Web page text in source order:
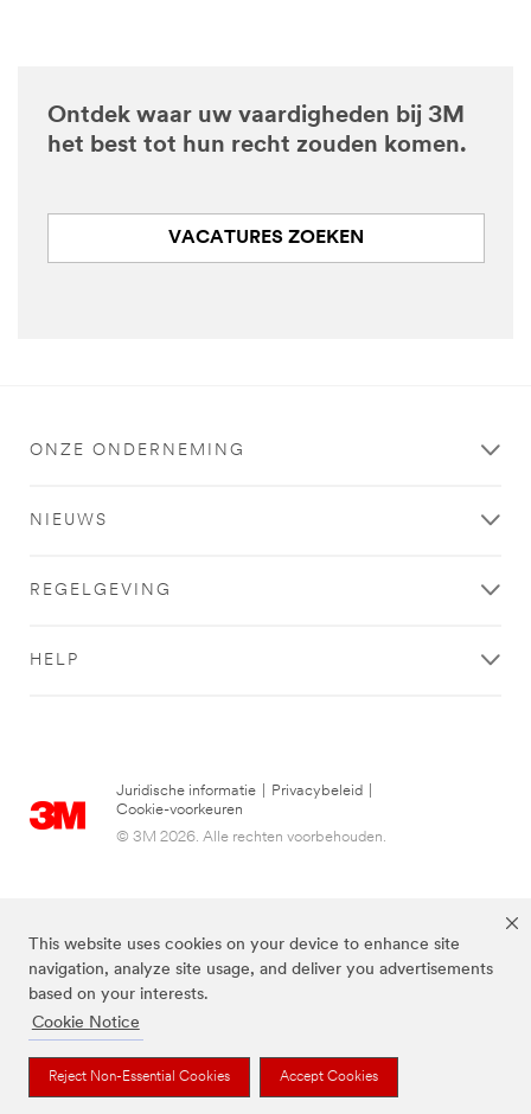
This website uses cookies on your device to enhance site
navigation, analyze site usage, and deliver you advertisements
based on your interests.
Cookie Notice
Reject Non-Essential Cookies Accept Cookies
Ontdek waar uw vaardigheden bij 3M
het best tot hun recht zouden komen.
VACATURES ZOEKEN
ONZE ONDERNEMING
NIEUWS
REGELGEVING
HELP
Juridische informatie Privacybeleid
Cookie-voorkeuren
© 3M 2026. Alle rechten voorbehouden.
De bovenstaande merken zijn handelsmerken van 3M.we